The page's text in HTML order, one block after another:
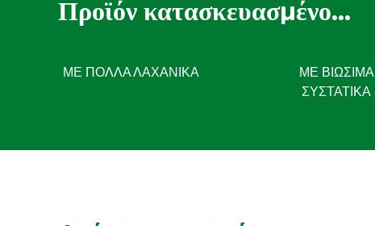
Προϊόν κατασκευασμένο...
ΜΕ ΠΟΛΛΆ ΛΑΧΑΝΙΚΆ
ΜΕ ΒΙΏΣΙΜΑ
ΣΥΣΤΑΤΙΚΆ